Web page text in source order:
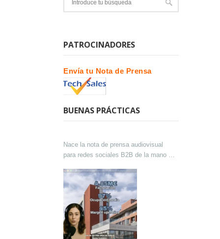
PATROCINADORES
Envía tu Nota de Prensa
BUENAS PRÁCTICAS
Nace la nota de prensa audiovisual
para redes sociales B2B de la mano de